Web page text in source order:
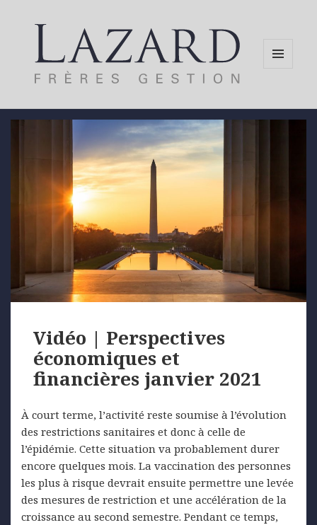
Vidéo | Perspectives
économiques et
financières janvier 2021
À court terme, l’activité reste soumise à l’évolution
des restrictions sanitaires et donc à celle de
l’épidémie. Cette situation va probablement durer
encore quelques mois. La vaccination des personnes
les plus à risque devrait ensuite permettre une levée
des mesures de restriction et une accélération de la
croissance au second semestre. Pendant ce temps,